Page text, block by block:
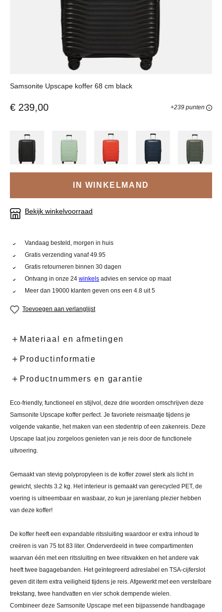
Samsonite Upscape koffer 68 cm black
€ 239,00 +239 punten
IN WINKELMAND
Bekijk winkelvoorraad
Vandaag besteld, morgen in huis
Gratis verzending vanaf 49.95
Gratis retourneren binnen 30 dagen
Ontvang in onze 24winkels advies en service op maat
Meer dan 19000 klanten geven ons een 4.8 uit 5
Toevoegen aan verlanglijst
Materiaal en afmetingen
Productinformatie
Productnummers en garantie
Eco-friendly, functioneel en stijlvol, deze drie woorden omschrijven deze
Samsonite Upscape koffer perfect. Je favoriete reismaatje tijdens je
volgende vakantie, het maken van een stedentrip of een zakenreis. Deze
Upscape laat jou zorgeloos genieten van je reis door de functionele
uitvoering.
Gemaakt van stevig polypropyleen is de koffer zowel sterk als licht in
gewicht, slechts 3.2 kg. Het interieur is gemaakt van gerecycled PET, de
voering is uitneembaar en wasbaar, zo kun je jarenlang plezier hebben
van deze koffer!
De koffer heeft een expandable ritssluiting waardoor er extra inhoud te
creëren is van 75 tot 83 liter. Onderverdeeld in twee compartimenten
waarvan één met een ritssluiting en twee ritsvakken en het andere vak
heeft twee bagagebanden. Het geïntegreerd adreslabel en TSA-cijferslot
geven dit item extra veiligheid tijdens je reis. Afgewerkt met een verstelbare
trekstang, twee handvatten en vier schok dempende wielen.
Combineer deze Samsonite Upscape met een bijpassende handbagage